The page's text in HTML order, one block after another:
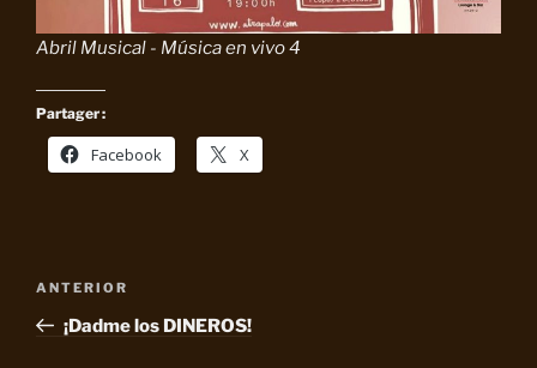
Abril Musical - Música en vivo 4
Partager :
Facebook X
entradas
Entrada
anterior:
ANTERIOR
¡Dadme los DINEROS!